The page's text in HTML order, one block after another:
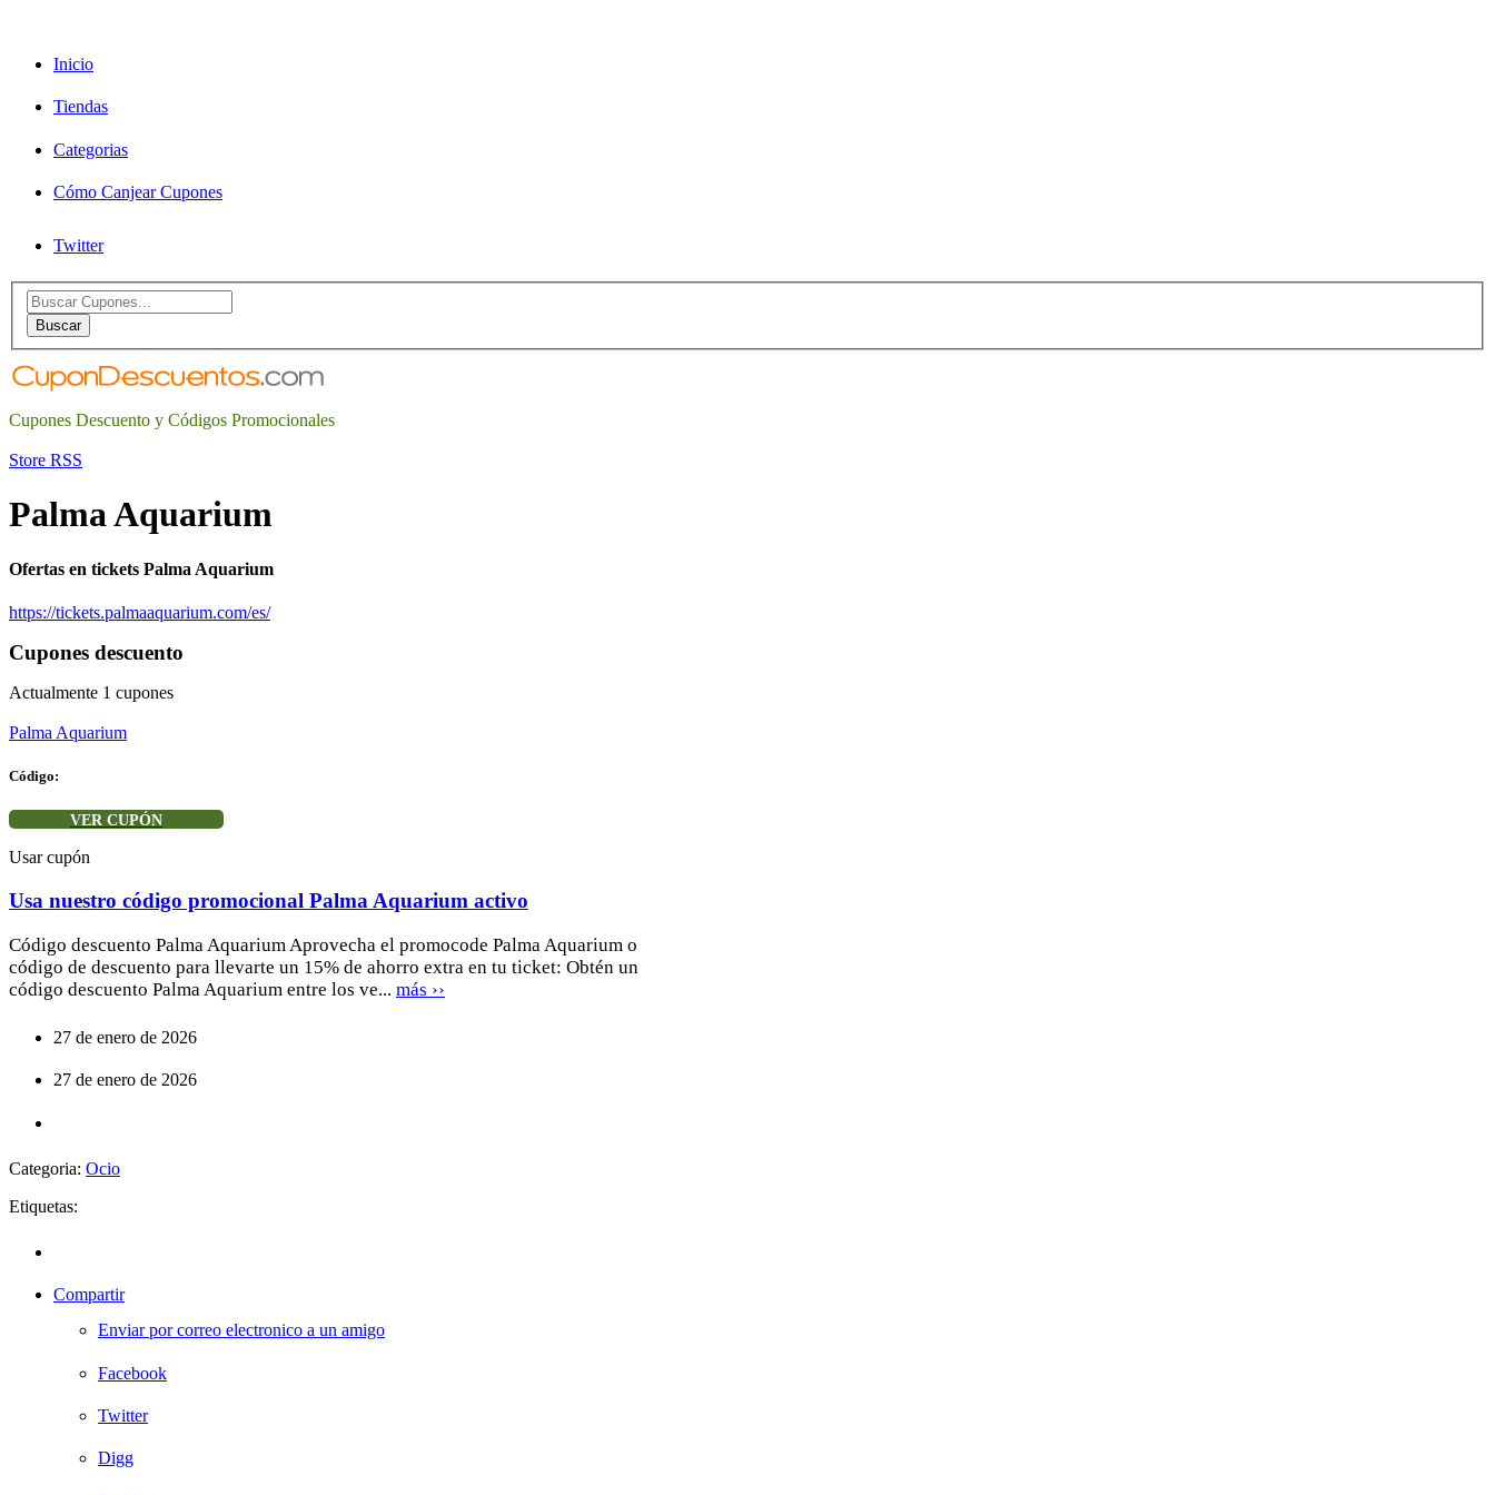
Inicio
Tiendas
Categorias
Cómo Canjear Cupones
Twitter
Search
for:Buscar
Cupones Descuento y Códigos Promocionales
Store RSS
Palma Aquarium
Ofertas en tickets Palma Aquarium
https://tickets.palmaaquarium.com/es/
Cupones descuento
Actualmente 1 cupones
Palma Aquarium
Código:
VER CUPÓN
Usar cupón
Usa nuestro código promocional Palma Aquarium activo
Código descuento Palma Aquarium Aprovecha el promocode Palma Aquarium o
código de descuento para llevarte un 15% de ahorro extra en tu ticket: Obtén un
código descuento Palma Aquarium entre los ve... más ››
27 de enero de 2026
27 de enero de 2026
Categoria: Ocio
Etiquetas:
Compartir
Enviar por correo electronico a un amigo
Facebook
Twitter
Digg